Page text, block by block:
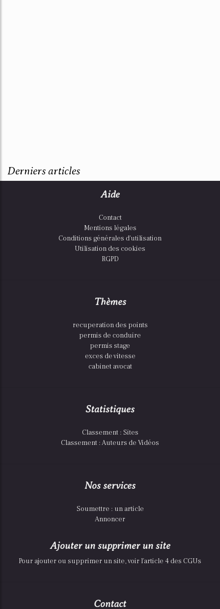
Derniers articles
Aide
Contact
Mentions légales
Conditions générales d'utilisation
Utilisation des cookies
RGPD
Thèmes
recuperation des points
permis de conduire
permis stage
exces de vitesse
cabinet avocat
Statistiques
Classement : Sites
Classement : Auteurs de Vidéos
Nos services
Soumettre : un article
Annoncer
Ajouter un supprimer un site
Pour ajouter ou supprimer un site, voir l'article 4 des CGUs
Contact